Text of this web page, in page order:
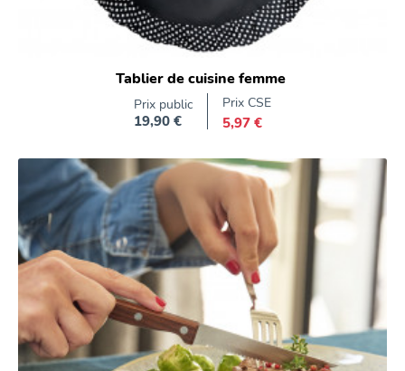
Tablier de cuisine femme
Prix public
Prix
19,90 €
Prix CSE
5,97 €